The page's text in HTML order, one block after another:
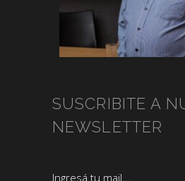
SUSCRIBITE A
NEWSLETTER